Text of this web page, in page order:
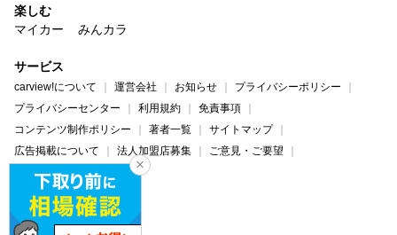
楽しむ
マイカー
みんカラ
サービス
carview!について 運営会社 お知らせ
プライバシーポリシー
プライバシーセンター
利用規約
免責事項
コンテンツ制作ポリシー
著者一覧
サイトマップ
広告掲載について
法人加盟店募集
ご意見・ご要望
ヘルプ・お問い合わせ
carview! Yahoo! JAPAN